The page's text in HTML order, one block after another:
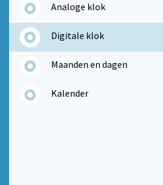
Analoge klok
Digitale klok
Maanden en dagen
Kalender